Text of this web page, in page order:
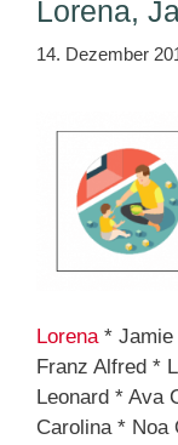
Lorena,
14. Dezember
Lorena* Jamie
Franz Alfred *
Leonard * Ava
Carolina * Noa